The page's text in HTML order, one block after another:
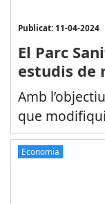
Publicat: 11-04-2024
El Parc
estudis de
Amb
que
Economia